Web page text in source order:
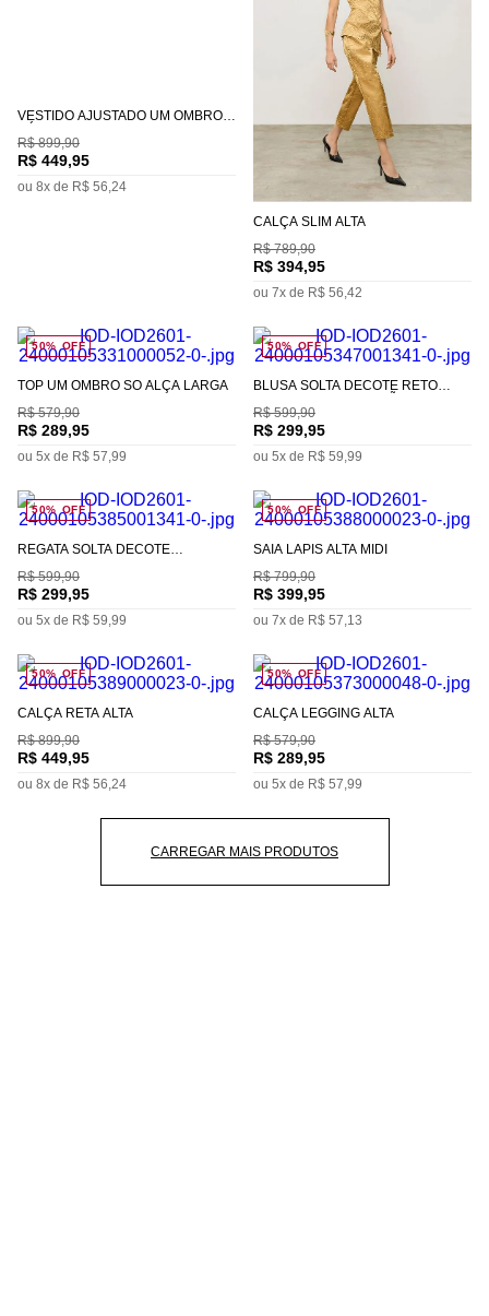
VESTIDO AJUSTADO UM OMBRO
R$ 899,90
R$ 449,95
ou 8x de R$ 56,24
CALÇA SLIM ALTA
R$ 789,90
R$ 394,95
ou 7x de R$ 56,42
50% OFF
TOP UM OMBRO SÓ ALÇA LARGA
R$ 579,90
R$ 289,95
ou 5x de R$ 57,99
50% OFF
BLUSA SOLTA DECOTE RETO
R$ 599,90
R$ 299,95
ou 5x de R$ 59,99
50% OFF
REGATA SOLTA DECOTE
R$ 599,90
R$ 299,95
ou 5x de R$ 59,99
50% OFF
SAIA LÁPIS ALTA MIDI
R$ 799,90
R$ 399,95
ou 7x de R$ 57,13
50% OFF
CALÇA RETA ALTA
R$ 899,90
R$ 449,95
ou 8x de R$ 56,24
50% OFF
CALÇA LEGGING ALTA
R$ 579,90
R$ 289,95
ou 5x de R$ 57,99